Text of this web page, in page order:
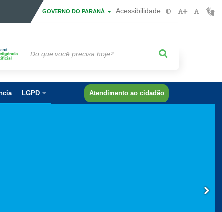
GOVERNO DO PARANÁ Acessibilidade
LGPD Atendimento ao cidadão